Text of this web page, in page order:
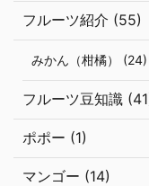
フルーツ紹介 (55)
みかん（柑橘） (24)
フルーツ豆知識
ポポー (1)
マンゴー (14)